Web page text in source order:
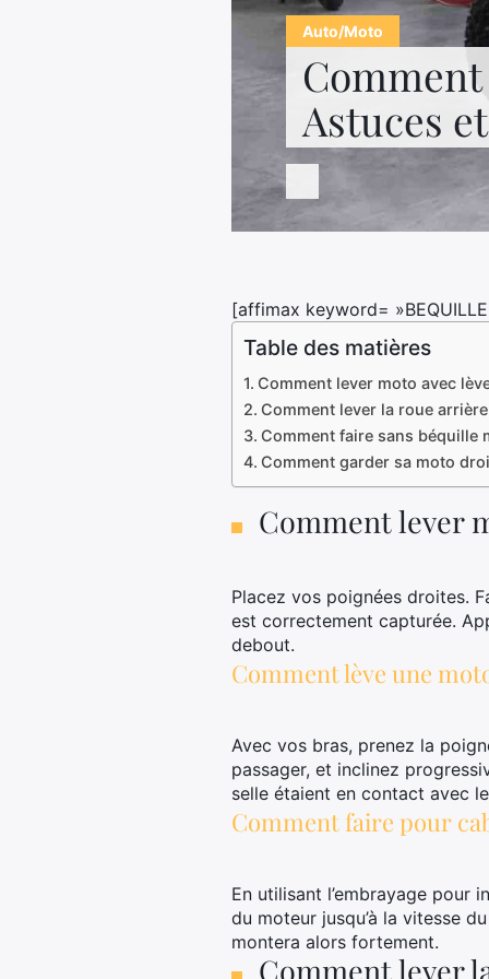
Auto/Moto
Astuces
[affimax keyword=
Table des matières
Comment lever moto avec
Comment lever la roue arrière
Comment faire sans béquille
Comment garder sa moto
Comment lever
Placez vos poignées droites.
est correctement capturée.
debout.
Comment lève une
Avec vos bras, prenez la
passager, et inclinez
selle étaient en contact avec
Comment faire pour
En utilisant l’embrayage pour
du moteur jusqu’à la vitesse
montera alors fortement.
Comment lever